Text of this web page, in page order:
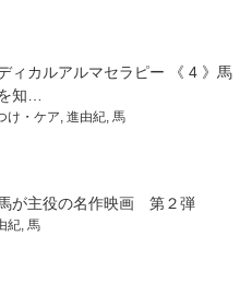
ィカルアルマセラピー 《 4 》馬
知…
け・ケア 進由紀 馬
が主役の名作映画 第２弾
紀 馬